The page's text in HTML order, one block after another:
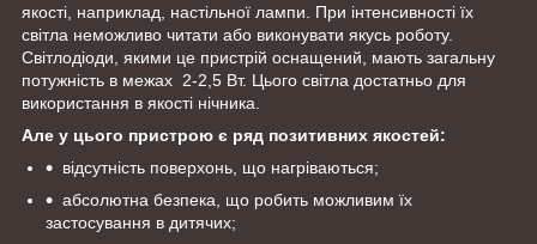
якості, наприклад, настільної лампи. При інтенсивності їх
світла неможливо читати або виконувати якусь роботу.
Світлодіоди, якими це пристрій оснащений, мають загальну
потужність в межах 2-2,5 Вт. Цього світла достатньо для
використання в якості нічника.
Але у цього пристрою є ряд позитивних якостей:
відсутність поверхонь, що нагріваються;
абсолютна безпека, що робить можливим їх
застосування в дитячих;